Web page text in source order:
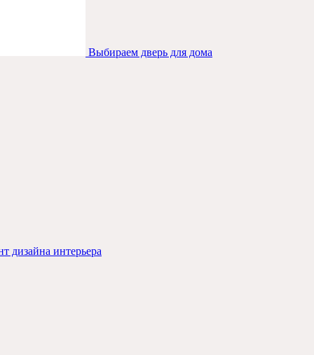
Выбираем дверь для дома
дизайна интерьера